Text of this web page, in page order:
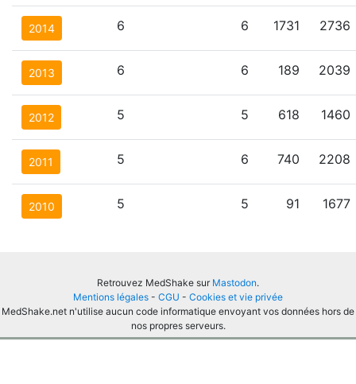
2014 6 6 1731 2736
2013 6 6 189 2039
2012 5 5 618 1460
2011 5 6 740 2208
2010 5 5 91 1677
Retrouvez MedShake sur Mastodon.
Mentions légales - CGU - Cookies et vie privée
MedShake.net n'utilise aucun code informatique envoyant vos données hors de
nos propres serveurs.